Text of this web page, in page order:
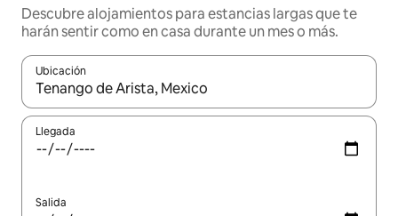
Descubre alojamientos para estancias largas que te
harán sentir como en casa durante un mes o más.
Ubicación
Cuando los resultados estén disponibles, podrás navegar
Llegada
Salida